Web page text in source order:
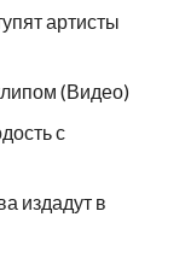
артисты
(Видео)
с
издадут в